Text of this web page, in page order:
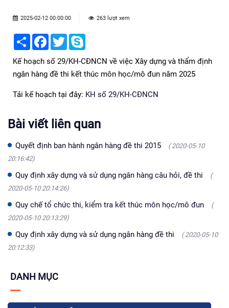
2025-02-12 00:00:00 263 lượt xem
Share Facebook
Twitter
Kế hoạch số 29/KH-CĐNCN về việc Xây dựng và thẩm định
ngân hàng đề thi kết thúc môn học/mô đun năm 2025
Tải kế hoạch tại đây: KH số 29/KH-CĐNCN
Bài viết liên quan
Quyết định ban hành ngân hàng đề thi 2015
( 2020-05-10
20:16:42)
Quy định xây dựng và sử dụng ngân hàng câu hỏi, đề thi
(
2020-05-10 20:14:26)
Quy chế tổ chức thi, kiểm tra kết thúc môn học/mô đun
(
2020-05-10 20:13:29)
Quy định xây dựng và sử dụng ngân hàng đề thi
( 2020-05-10
20:12:33)
DANH MỤC